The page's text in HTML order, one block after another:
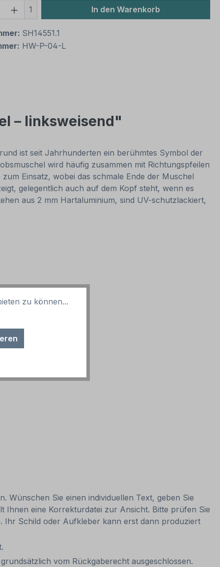
Anzahl: Gib den gewünschten Wert
1 In den Warenkorb
SH14551.1
HW-P-04-L
– linksweisend"
ist seit Jahrhunderten ein berühmtes Symbol der
wird häufig zusammen mit Richtungspfeilen
Einsatz, wobei das schmale Ende der Muschel
gelegentlich auch auf dem Kopf steht, wenn es
aus 2 mm Hartaluminium, sind UV-schutzlackiert,
Wünschen Sie einen individuellen Text, geben Sie
Ihnen eine Korrekturdatei zur Ansicht. Bitte prüfen Sie
Ihr Schild oder Aufkleber kann erst dann produziert
vom Rückgaberecht ausgeschlossen.
zu können...